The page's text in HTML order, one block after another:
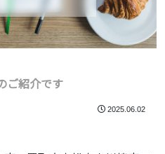
ご紹介です
2025.06.02